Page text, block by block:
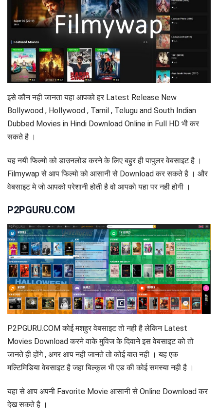
इसे कौन नही जानता यहा आपको हर Latest Release New
Bollywood , Hollywood , Tamil , Telugu and South Indian
Dubbed Movies in Hindi Download Online in Full HD भी कर
सकते है ।
यह नयी फिल्मो को डाउनलोड करने के लिए बहुर ही पापुलर वेबसाइट है ।
Filmywap से आप फिल्मो को आसानी से Download कर सकते है । और
वेबसाइट मे जो आपको परेशानी होती है वो आपको यहा पर नही होगी ।
P2PGURU.COM
P2PGURU.COM कोई मशहुर वेबसाइट तो नही है लेकिन Latest
Movies Download करने वाके मुविज के दिवाने इस वेबसाइट को तो
जानते ही होंगे , अगर आप नही जानते तो कोई बात नही । यह एक
मल्टिमिडिया वेबसाइट है जहा बिल्कुल भी एड की कोई समस्या नही है ।
यहा से आप अपनी Favorite Movie आसानी से Online Download कर
देख सकते है ।